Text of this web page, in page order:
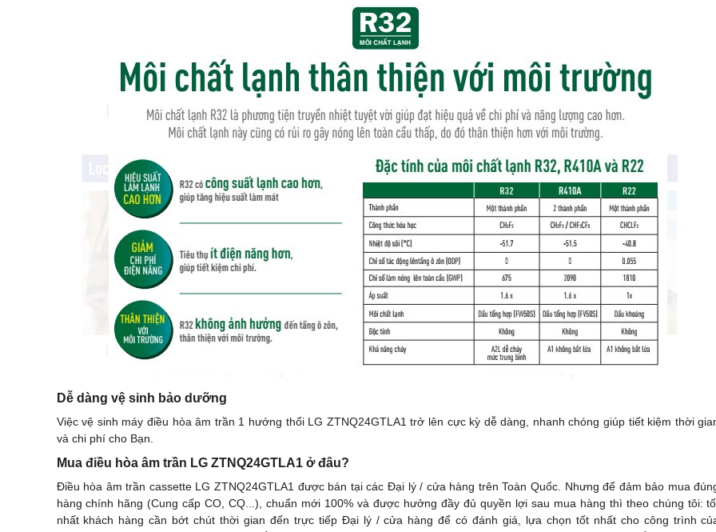
Dễ dàng vệ sinh bảo dưỡng
Việc vệ sinh máy điều hòa âm trần 1 hướng thổi LG ZTNQ24GTLA1 trở lên cực kỳ dễ dàng, nhanh chóng giúp tiết kiệm thời
và chi phí cho Bạn.
Mua điều hòa âm trần LG ZTNQ24GTLA1 ở đâu?
Điều hòa âm trần cassette LG ZTNQ24GTLA1 được bán tại các Đại lý / cửa hàng trên Toàn Quốc. Nhưng để đảm bảo mua
hàng chính hãng (Cung cấp CO, CQ...), chuẩn mới 100% và được hưởng đầy đủ quyền lợi sau mua hàng thì theo chúng tôi:
nhất khách hàng cần bớt chút thời gian đến trực tiếp Đại lý / cửa hàng để có đánh giá, lựa chọn tốt nhất cho công trình